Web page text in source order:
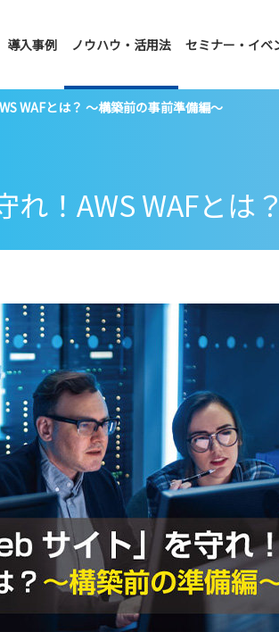
導入事例 ノウハウ・活用法 セミナー・イベ
WAFとは？ ～構築前の事前準備編～
！AWS WAFとは